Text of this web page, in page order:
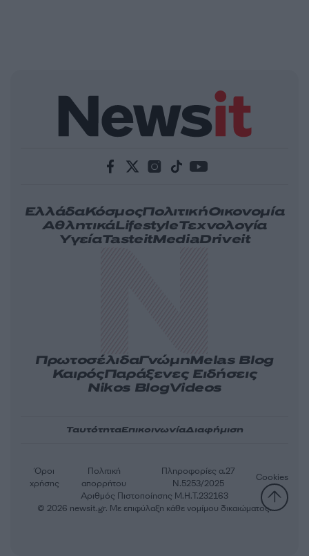
ΕλλάδαΚόσμοςΠολιτικήΟικονομία
ΑθλητικάLifestyleΤεχνολογία
ΥγείαTasteitMediaDriveit
ΠρωτοσέλιδαΓνώμηMelas Blog
ΚαιρόςΠαράξενες Ειδήσεις
Nikos BlogVideos
ΤαυτότηταΕπικοινωνίαΔιαφήμιση
Αριθμός Πιστοποίησης Μ.Η.Τ.232163
Όροι
χρήσης
Πολιτική
απορρήτου
Πληροφορίες α.27
Ν.5253/2025
Cookies
© 2026 newsit.gr. Με επιφύλαξη κάθε νομίμου δικαιώματος.